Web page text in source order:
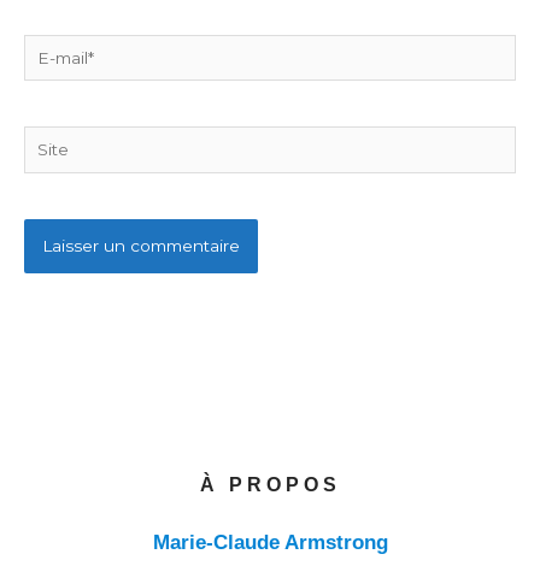
E-
mail*
Site
À PROPOS
Marie-Claude Armstrong